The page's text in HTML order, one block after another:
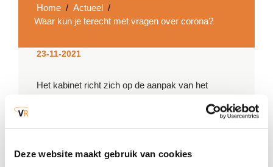
Deze website maakt gebruik van cookies
Home / Actueel /
Waar kun je terecht met vragen over corona?
23-11-2021
Het kabinet richt zich op de aanpak van het